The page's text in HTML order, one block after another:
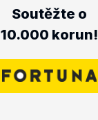
Soutěžte o
10.000 korun!